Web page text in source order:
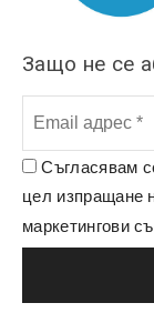
Защо не се
Съгласявам
цел изпращане
маркетингови